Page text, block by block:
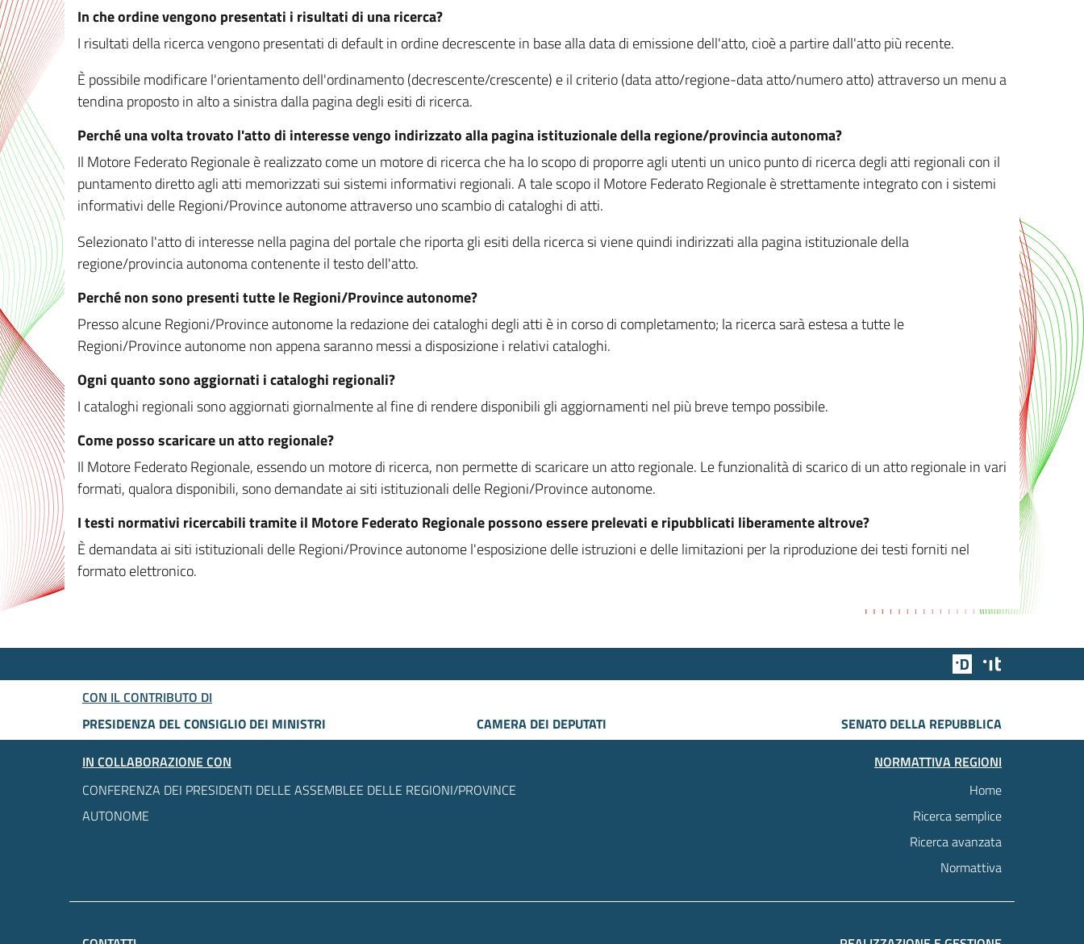
In che ordine vengono presentati i risultati di una ricerca?
I risultati della ricerca vengono presentati di default in ordine decrescente in base alla data di emissione dell'atto, cioè a partire dall'atto più recente.
È possibile modificare l'orientamento dell'ordinamento (decrescente/crescente) e il criterio (data atto/regione-data atto/numero atto) attraverso un menu a
tendina proposto in alto a sinistra dalla pagina degli esiti di ricerca.
Perché una volta trovato l'atto di interesse vengo indirizzato alla pagina istituzionale della regione/provincia autonoma?
Il Motore Federato Regionale è realizzato come un motore di ricerca che ha lo scopo di proporre agli utenti un unico punto di ricerca degli atti regionali con il
puntamento diretto agli atti memorizzati sui sistemi informativi regionali. A tale scopo il Motore Federato Regionale è strettamente integrato con i sistemi
informativi delle Regioni/Province autonome attraverso uno scambio di cataloghi di atti.
Selezionato l'atto di interesse nella pagina del portale che riporta gli esiti della ricerca si viene quindi indirizzati alla pagina istituzionale della
regione/provincia autonoma contenente il testo dell'atto.
Perché non sono presenti tutte le Regioni/Province autonome?
Presso alcune Regioni/Province autonome la redazione dei cataloghi degli atti è in corso di completamento; la ricerca sarà estesa a tutte le
Regioni/Province autonome non appena saranno messi a disposizione i relativi cataloghi.
Ogni quanto sono aggiornati i cataloghi regionali?
I cataloghi regionali sono aggiornati giornalmente al fine di rendere disponibili gli aggiornamenti nel più breve tempo possibile.
Come posso scaricare un atto regionale?
Il Motore Federato Regionale, essendo un motore di ricerca, non permette di scaricare un atto regionale. Le funzionalità di scarico di un atto regionale in vari
formati, qualora disponibili, sono demandate ai siti istituzionali delle Regioni/Province autonome.
I testi normativi ricercabili tramite il Motore Federato Regionale possono essere prelevati e ripubblicati liberamente altrove?
È demandata ai siti istituzionali delle Regioni/Province autonome l'esposizione delle istruzioni e delle limitazioni per la riproduzione dei testi forniti nel
formato elettronico.
Team Digitale
CON IL CONTRIBUTO DI
PRESIDENZA DEL CONSIGLIO DEI MINISTRI
CAMERA DEI DEPUTATI
SENATO DELLA REPUBBLICA
IN COLLABORAZIONE CON
CONFERENZA DEI PRESIDENTI DELLE ASSEMBLEE DELLE REGIONI/PROVINCE
AUTONOME
NORMATTIVA REGIONI
Home
Ricerca semplice
Ricerca avanzata
Normattiva